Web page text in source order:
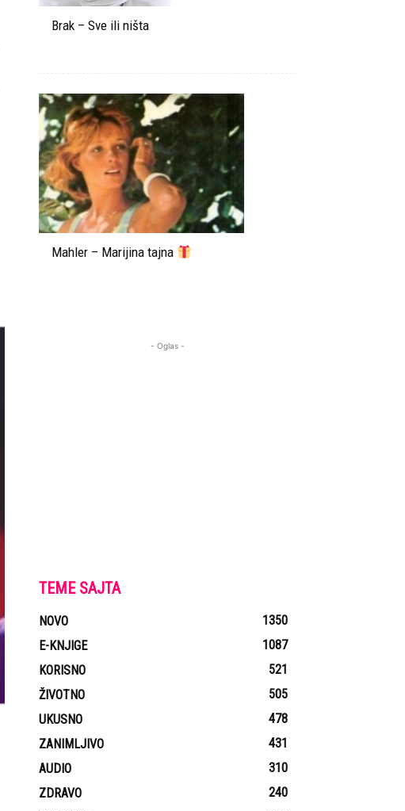
Brak – Sve ili ništa
Mahler – Marijina tajna
- Oglas -
TEME SAJTA
NOVO
1350
E-KNJIGE
1087
KORISNO
521
ŽIVOTNO
505
UKUSNO
478
ZANIMLJIVO
431
AUDIO
310
ZDRAVO
240